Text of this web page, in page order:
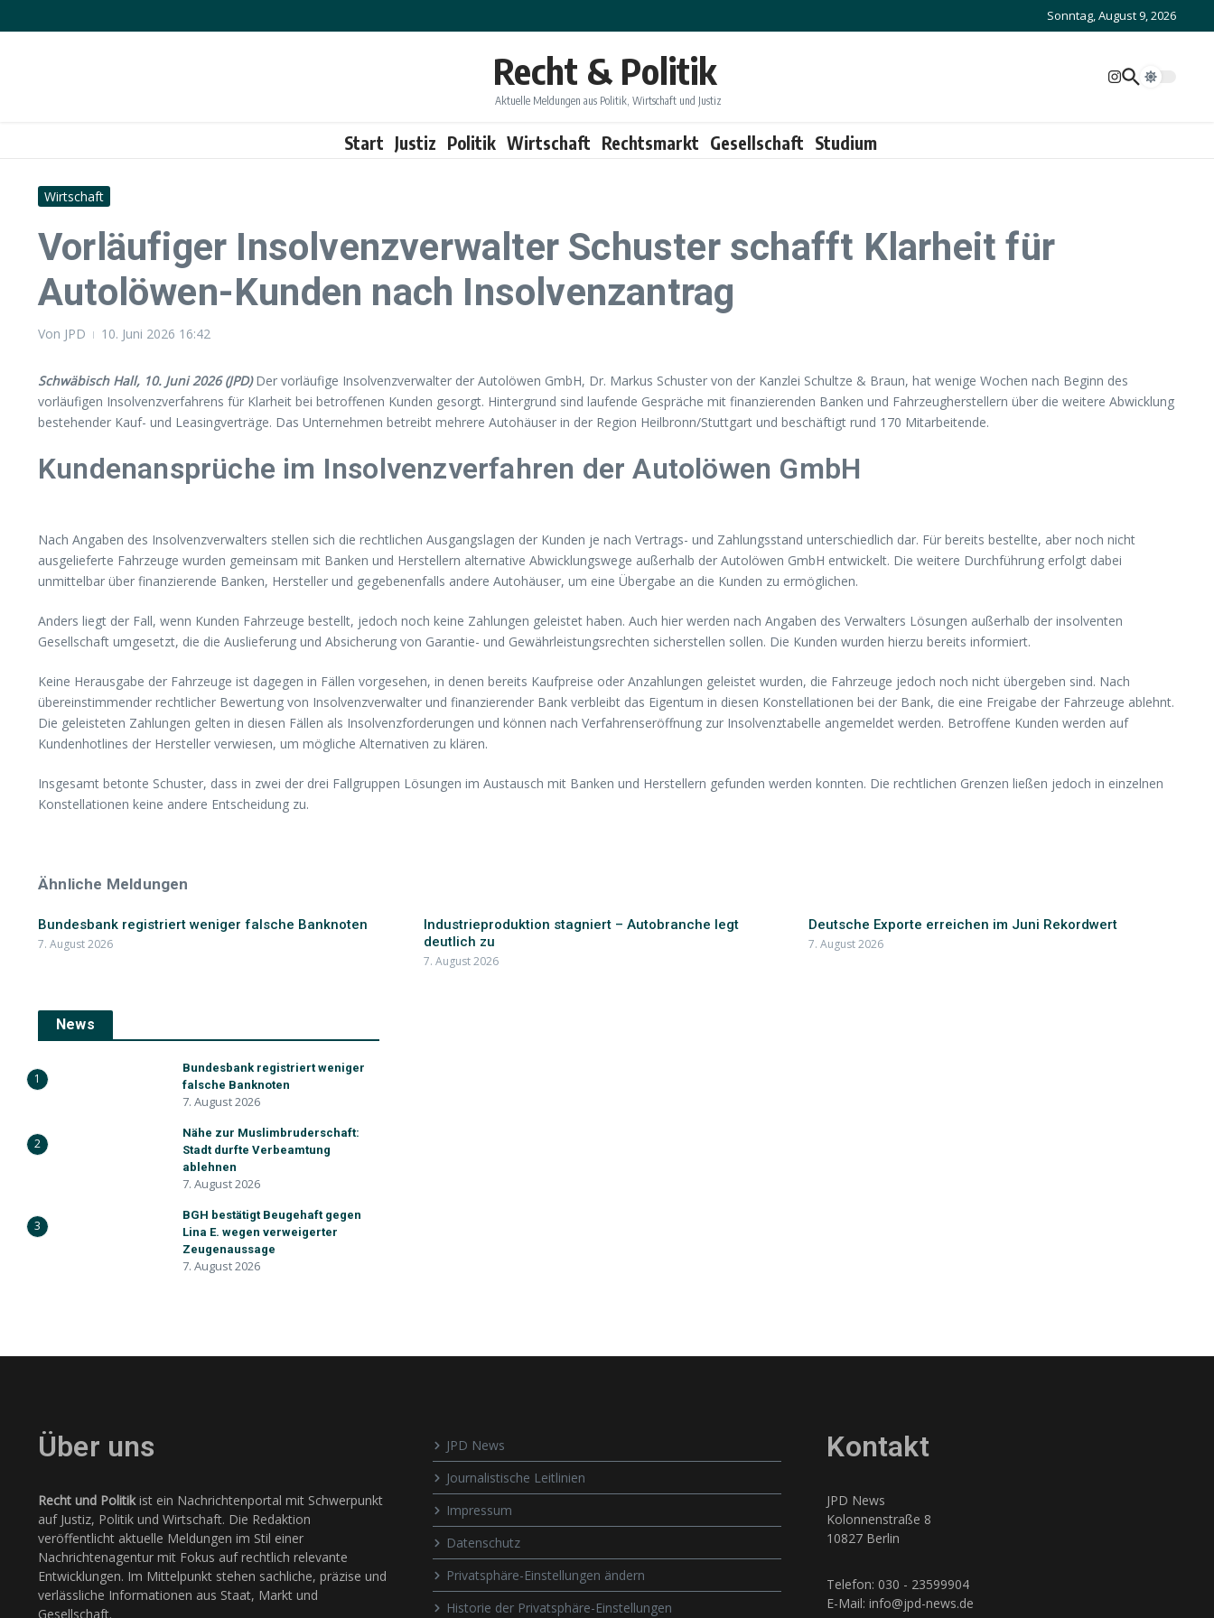
Sonntag, August 9, 2026
Recht & Politik
Aktuelle Meldungen aus Politik, Wirtschaft und Justiz
Start Justiz Politik Wirtschaft Rechtsmarkt Gesellschaft Studium
Wirtschaft
Vorläufiger Insolvenzverwalter Schuster schafft Klarheit für
Autolöwen-Kunden nach Insolvenzantrag
Von JPD 10. Juni 2026 16:42
Schwäbisch Hall, 10. Juni 2026 (JPD)Der vorläufige Insolvenzverwalter der Autolöwen GmbH, Dr. Markus Schuster von der Kanzlei Schultze & Braun, hat wenige Wochen nach Beginn des
vorläufigen Insolvenzverfahrens für Klarheit bei betroffenen Kunden gesorgt. Hintergrund sind laufende Gespräche mit finanzierenden Banken und Fahrzeugherstellern über die weitere Abwicklung
bestehender Kauf- und Leasingverträge. Das Unternehmen betreibt mehrere Autohäuser in der Region Heilbronn/Stuttgart und beschäftigt rund 170 Mitarbeitende.
Kundenansprüche im Insolvenzverfahren der Autolöwen GmbH
Nach Angaben des Insolvenzverwalters stellen sich die rechtlichen Ausgangslagen der Kunden je nach Vertrags- und Zahlungsstand unterschiedlich dar. Für bereits bestellte, aber noch nicht
ausgelieferte Fahrzeuge wurden gemeinsam mit Banken und Herstellern alternative Abwicklungswege außerhalb der Autolöwen GmbH entwickelt. Die weitere Durchführung erfolgt dabei
unmittelbar über finanzierende Banken, Hersteller und gegebenenfalls andere Autohäuser, um eine Übergabe an die Kunden zu ermöglichen.
Anders liegt der Fall, wenn Kunden Fahrzeuge bestellt, jedoch noch keine Zahlungen geleistet haben. Auch hier werden nach Angaben des Verwalters Lösungen außerhalb der insolventen
Gesellschaft umgesetzt, die die Auslieferung und Absicherung von Garantie- und Gewährleistungsrechten sicherstellen sollen. Die Kunden wurden hierzu bereits informiert.
Keine Herausgabe der Fahrzeuge ist dagegen in Fällen vorgesehen, in denen bereits Kaufpreise oder Anzahlungen geleistet wurden, die Fahrzeuge jedoch noch nicht übergeben sind. Nach
übereinstimmender rechtlicher Bewertung von Insolvenzverwalter und finanzierender Bank verbleibt das Eigentum in diesen Konstellationen bei der Bank, die eine Freigabe der Fahrzeuge ablehnt.
Die geleisteten Zahlungen gelten in diesen Fällen als Insolvenzforderungen und können nach Verfahrenseröffnung zur Insolvenztabelle angemeldet werden. Betroffene Kunden werden auf
Kundenhotlines der Hersteller verwiesen, um mögliche Alternativen zu klären.
Insgesamt betonte Schuster, dass in zwei der drei Fallgruppen Lösungen im Austausch mit Banken und Herstellern gefunden werden konnten. Die rechtlichen Grenzen ließen jedoch in einzelnen
Konstellationen keine andere Entscheidung zu.
Ähnliche Meldungen
Bundesbank registriert weniger falsche Banknoten
7. August 2026
Industrieproduktion stagniert – Autobranche legt
deutlich zu
7. August 2026
Deutsche Exporte erreichen im Juni Rekordwert
7. August 2026
News
1
Bundesbank registriert weniger
falsche Banknoten
7. August 2026
2
Nähe zur Muslimbruderschaft:
Stadt durfte Verbeamtung
ablehnen
7. August 2026
3
BGH bestätigt Beugehaft gegen
Lina E. wegen verweigerter
Zeugenaussage
7. August 2026
Über uns
Recht und Politikist ein Nachrichtenportal mit Schwerpunkt
auf Justiz, Politik und Wirtschaft. Die Redaktion
veröffentlicht aktuelle Meldungen im Stil einer
Nachrichtenagentur mit Fokus auf rechtlich relevante
Entwicklungen. Im Mittelpunkt stehen sachliche, präzise und
verlässliche Informationen aus Staat, Markt und
Gesellschaft.
JPD News
Journalistische Leitlinien
Impressum
Datenschutz
Privatsphäre-Einstellungen ändern
Historie der Privatsphäre-Einstellungen
Kontakt
JPD News
Kolonnenstraße 8
10827 Berlin
Telefon: 030 - 23599904
E-Mail: info@jpd-news.de